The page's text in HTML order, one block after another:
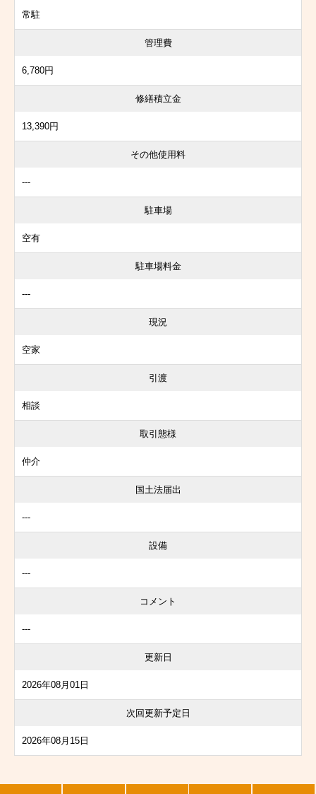
常駐
管理費
6,780円
修繕積立金
13,390円
その他使用料
---
駐車場
空有
駐車場料金
---
現況
空家
引渡
相談
取引態様
仲介
国土法届出
---
設備
---
コメント
---
更新日
2026年08月01日
次回更新予定日
2026年08月15日